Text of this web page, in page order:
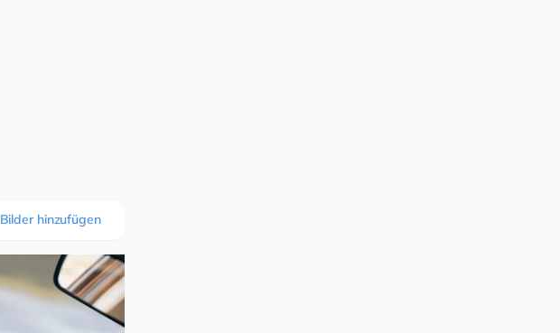
Bilder hinzufügen